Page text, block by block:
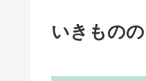
いきもの